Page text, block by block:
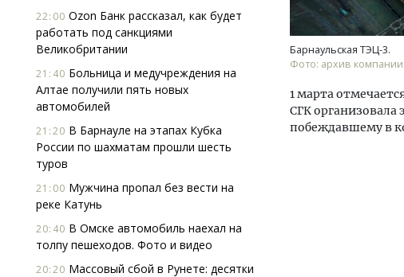
22:00 Ozon Банк рассказал, как будет
работать под санкциями
Великобритании
21:40 Больница и медучреждения на
Алтае получили пять новых
автомобилей
21:20 В Барнауле на этапах Кубка
России по шахматам прошли шесть
туров
21:00 Мужчина пропал без вести на
реке Катунь
20:40 В Омске автомобиль наехал на
толпу пешеходов. Фото и видео
20:20 Массовый сбой в Рунете: десятки
Барнаульская ТЭЦ-3.
Фото: архив компании
1 марта
СГК
побеждавшему в
земли.
стандартом